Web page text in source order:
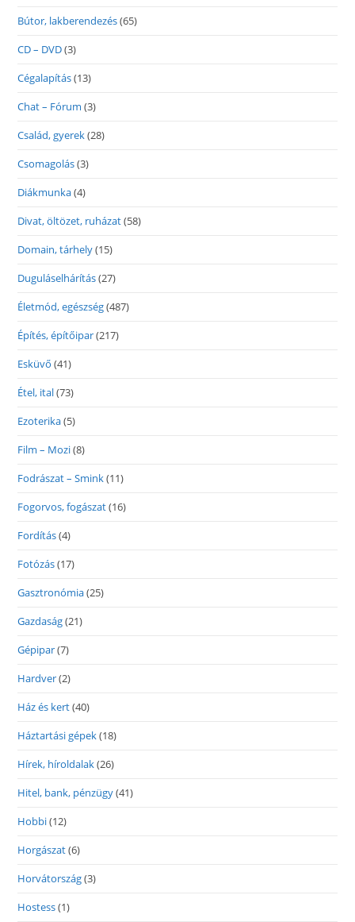
Bútor, lakberendezés(65)
CD – DVD(3)
Cégalapítás(13)
Chat – Fórum (3)
Család, gyerek(28)
Csomagolás(3)
Diákmunka(4)
Divat, öltözet, ruházat(58)
Domain, tárhely(15)
Duguláselhárítás(27)
Életmód, egészség(487)
Építés, építőipar(217)
Esküvő (41)
Étel, ital(73)
Ezoterika(5)
Film – Mozi(8)
Fodrászat – Smink(11)
Fogorvos, fogászat(16)
Fordítás(4)
Fotózás(17)
Gasztronómia(25)
Gazdaság(21)
Gépipar(7)
Hardver(2)
Ház és kert(40)
Háztartási gépek(18)
Hírek, híroldalak(26)
Hitel, bank, pénzügy(41)
Hobbi(12)
Horgászat(6)
Horvátország(3)
Hostess(1)